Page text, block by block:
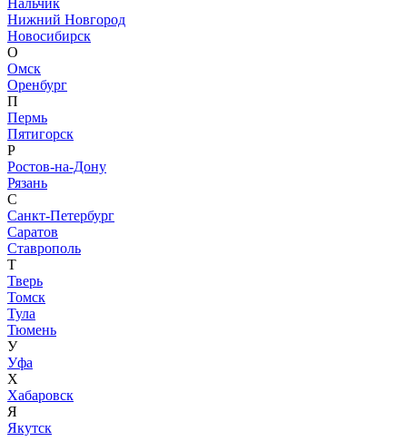
Нальчик
Нижний Новгород
Новосибирск
О
Омск
Оренбург
П
Пермь
Пятигорск
Р
Ростов-на-Дону
Рязань
С
Санкт-Петербург
Саратов
Ставрополь
Т
Тверь
Томск
Тула
Тюмень
У
Уфа
Х
Хабаровск
Я
Якутск